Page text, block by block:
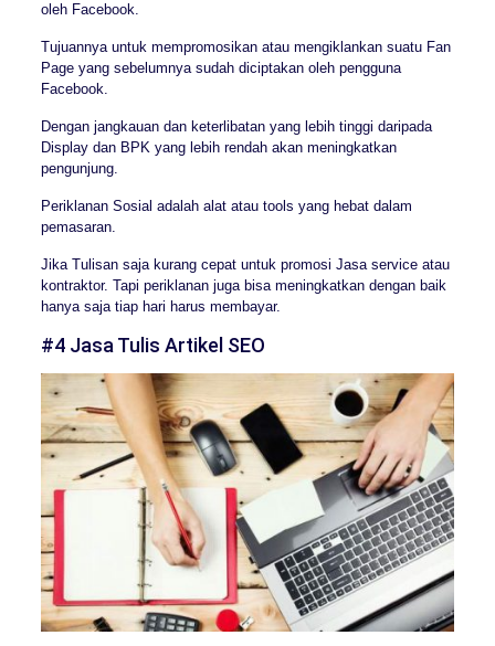
oleh Facebook.
Tujuannya untuk mempromosikan atau mengiklankan suatu Fan
Page yang sebelumnya sudah diciptakan oleh pengguna
Facebook.
Dengan jangkauan dan keterlibatan yang lebih tinggi daripada
Display dan BPK yang lebih rendah akan meningkatkan
pengunjung.
Periklanan Sosial adalah alat atau tools yang hebat dalam
pemasaran.
Jika Tulisan saja kurang cepat untuk promosi Jasa service atau
kontraktor. Tapi periklanan juga bisa meningkatkan dengan baik
hanya saja tiap hari harus membayar.
#4 Jasa Tulis Artikel SEO